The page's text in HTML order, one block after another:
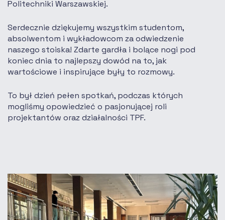
Politechniki Warszawskiej.
Serdecznie dziękujemy wszystkim studentom,
absolwentom i wykładowcom za odwiedzenie
naszego stoiska! Zdarte gardła i bolące nogi pod
koniec dnia to najlepszy dowód na to, jak
wartościowe i inspirujące były to rozmowy.
To był dzień pełen spotkań, podczas których
mogliśmy opowiedzieć o pasjonującej roli
projektantów oraz działalności TPF.